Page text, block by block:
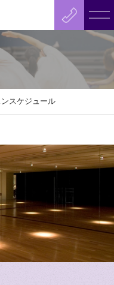
ンスケジュール